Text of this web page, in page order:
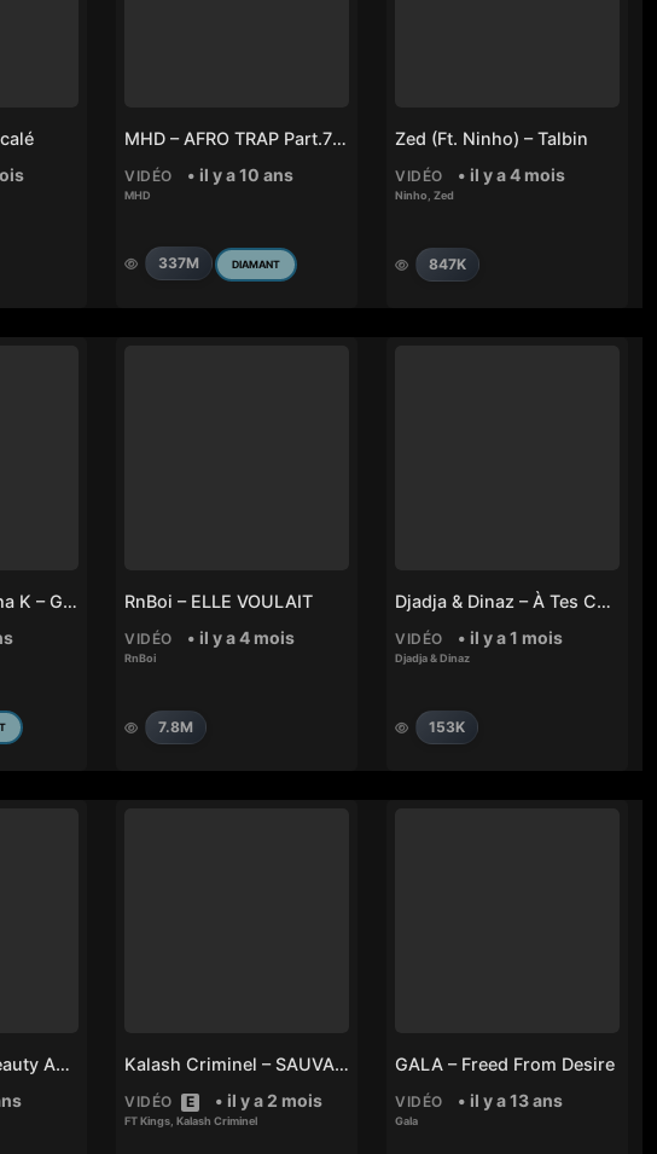
MHD – AFRO TRAP Part.7 (La Puissance)
VIDÉO • il y a 10 ans
MHD
337M DIAMANT
Zed (ft. Ninho) – Talbin
VIDÉO • il y a 4 mois
Ninho Zed
847K
Marwa Loud, Moha K – Ghir Ntiya RnBoi – ELLE VOULAIT
VIDÉO • il y a 4 mois
RnBoi
7.8M
Djadja & Dinaz – À Tes Côtés
VIDÉO • il y a 1 mois
Djadja & Dinaz
153K
Justin Bieber – Beauty And A Beat Ft. Nicki Minaj Kalash Criminel – SAUVAGERIE 4
VIDÉO E • il y a 2 mois
FT Kings Kalash Criminel
GALA – Freed From Desire
VIDÉO • il y a 13 ans
Gala